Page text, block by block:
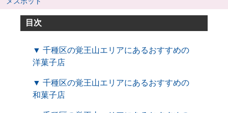
目次
▼ 千種区の覚王山エリアにあるおすすめの
洋菓子店
▼ 千種区の覚王山エリアにあるおすすめの
和菓子店